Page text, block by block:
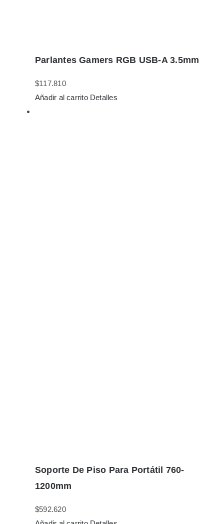
Parlantes Gamers RGB USB-A 3.5mm
$117.810
Añadir al carrito Detalles
Soporte De Piso Para Portátil 760-
1200mm
$592.620